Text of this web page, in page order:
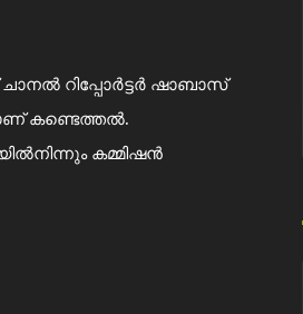
ചാനൽ റിപ്പോർട്ടർ ഷാബാസ്
കണ്ടെത്തൽ.
കമ്മിഷൻ